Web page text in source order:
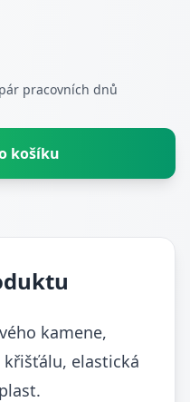
pracovních dnů
košíku
kamene,
elastická